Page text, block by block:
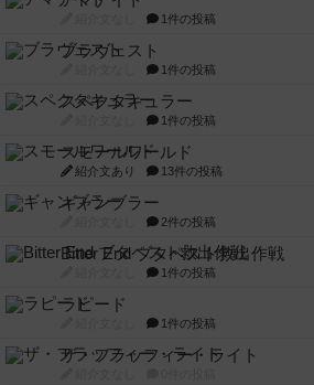
1件の投稿
ブラヴェスト
1件の投稿
スペクタキュラー
1件の投稿
スモールワールド
紹介文あり 13件の投稿
ギャンブラー
2件の投稿
Bitter End ブタペスト救出作戦
1件の投稿
ラピード
1件の投稿
ザ・フラッフィー・ライト